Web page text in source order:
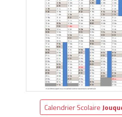
Calendrier Scolaire